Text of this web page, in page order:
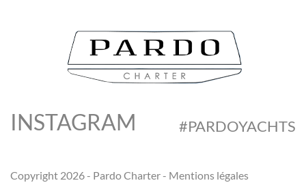
INSTAGRAM #PARDOYACHTS
Copyright 2026 - Pardo Charter - Mentions légales